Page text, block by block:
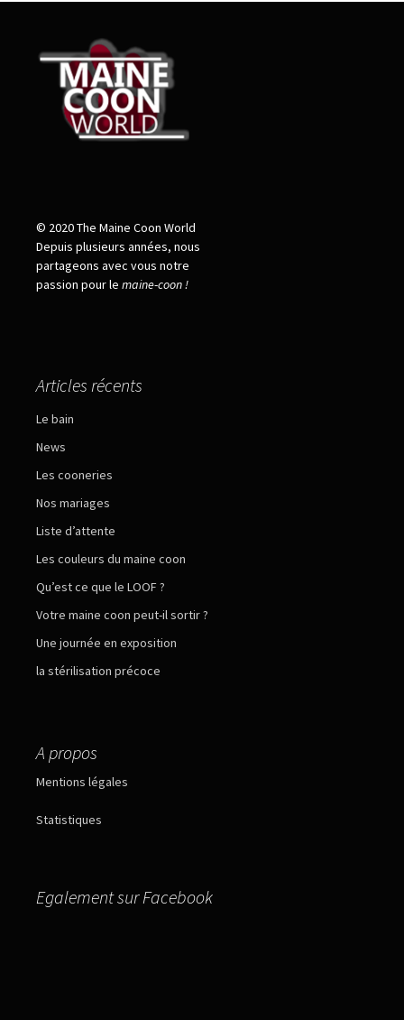
© 2020 The Maine Coon World
Depuis plusieurs années, nous
partageons avec vous notre
passion pour le maine-coon !
Articles récents
Le bain
News
Les cooneries
Nos mariages
Liste d’attente
Les couleurs du maine coon
Qu’est ce que le LOOF ?
Votre maine coon peut-il sortir ?
Une journée en exposition
la stérilisation précoce
A propos
Mentions légales
Statistiques
Egalement sur Facebook